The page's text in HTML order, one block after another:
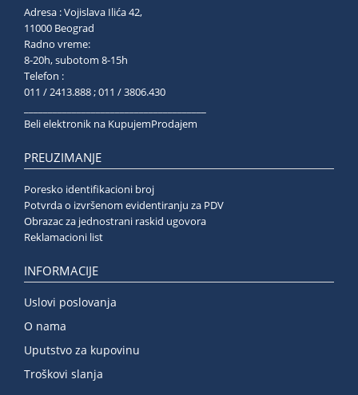
Adresa : Vojislava Ilića 42,
11000 Beograd
Radno vreme:
8-20h, subotom 8-15h
Telefon :
011 / 2413.888 ; 011 / 3806.430
Beli elektronik na KupujemProdajem
PREUZIMANJE
Poresko identifikacioni broj
Potvrda o izvršenom evidentiranju za PDV
Obrazac za jednostrani raskid ugovora
Reklamacioni list
INFORMACIJE
Uslovi poslovanja
O nama
Uputstvo za kupovinu
Troškovi slanja